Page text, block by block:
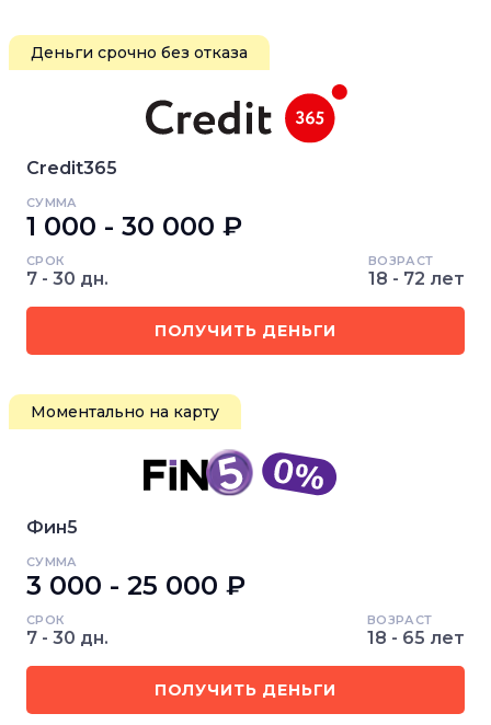
Деньги срочно без отказа
Credit365
СУММА
1 000 - 30 000 ₽
СРОК
7 - 30 дн.
ВОЗРАСТ
18 - 72 лет
ПОЛУЧИТЬ ДЕНЬГИ
Моментально на карту
Фин5
СУММА
3 000 - 25 000 ₽
СРОК
7 - 30 дн.
ВОЗРАСТ
18 - 65 лет
ПОЛУЧИТЬ ДЕНЬГИ